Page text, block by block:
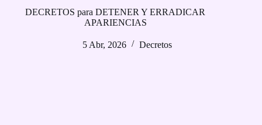
DECRETOS para DETENER Y ERRADICAR
APARIENCIAS
5 Abr, 2026 Decretos